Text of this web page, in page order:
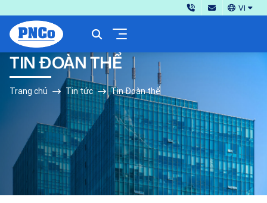
VI
TIN ĐOÀN THỂ
Trang chủ Tin tức Tin Đoàn thể